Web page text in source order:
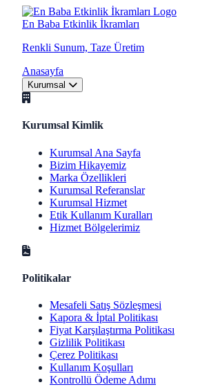
En Baba Etkinlik İkramları
Renkli Sunum, Taze Üretim
Anasayfa
Kurumsal
Kurumsal Kimlik
Kurumsal Ana Sayfa
Bizim Hikayemiz
Marka Özellikleri
Kurumsal Referanslar
Kurumsal Hizmet
Etik Kullanım Kuralları
Hizmet Bölgelerimiz
Politikalar
Mesafeli Satış Sözleşmesi
Kapora & İptal Politikası
Fiyat Karşılaştırma Politikası
Gizlilik Politikası
Çerez Politikası
Kullanım Koşulları
Kontrollü Ödeme Adımı